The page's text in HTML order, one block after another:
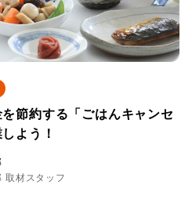
節約する「ごはんキャンセ
よう！
取材スタッフ